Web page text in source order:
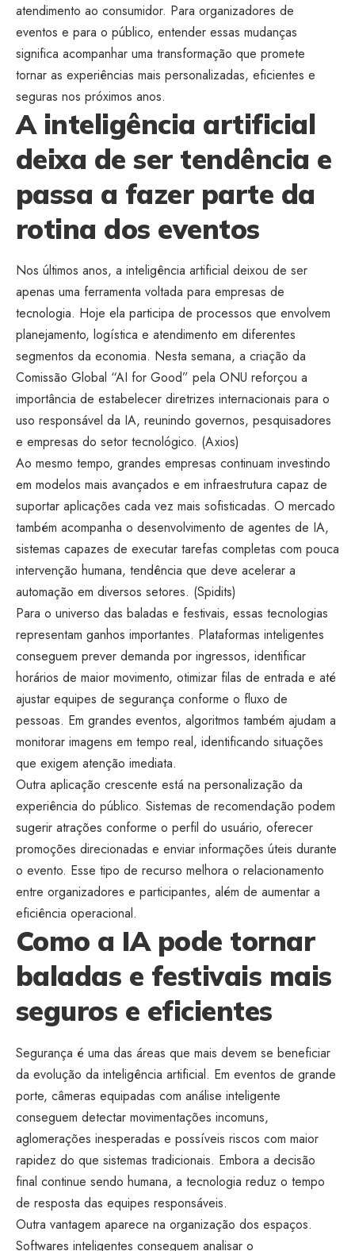
atendimento ao consumidor. Para organizadores de
eventos e para o público, entender essas mudanças
significa acompanhar uma transformação que promete
tornar as experiências mais personalizadas, eficientes e
seguras nos próximos anos.
A inteligência artificial
deixa de ser tendência e
passa a fazer parte da
rotina dos eventos
Nos últimos anos, a inteligência artificial deixou de ser
apenas uma ferramenta voltada para empresas de
tecnologia. Hoje ela participa de processos que envolvem
planejamento, logística e atendimento em diferentes
segmentos da economia. Nesta semana, a criação da
Comissão Global “AI for Good” pela ONU reforçou a
importância de estabelecer diretrizes internacionais para o
uso responsável da IA, reunindo governos, pesquisadores
e empresas do setor tecnológico. (Axios)
Ao mesmo tempo, grandes empresas continuam investindo
em modelos mais avançados e em infraestrutura capaz de
suportar aplicações cada vez mais sofisticadas. O mercado
também acompanha o desenvolvimento de agentes de IA,
sistemas capazes de executar tarefas completas com pouca
intervenção humana, tendência que deve acelerar a
automação em diversos setores. (Spidits)
Para o universo das baladas e festivais, essas tecnologias
representam ganhos importantes. Plataformas inteligentes
conseguem prever demanda por ingressos, identificar
horários de maior movimento, otimizar filas de entrada e até
ajustar equipes de segurança conforme o fluxo de
pessoas. Em grandes eventos, algoritmos também ajudam a
monitorar imagens em tempo real, identificando situações
que exigem atenção imediata.
Outra aplicação crescente está na personalização da
experiência do público. Sistemas de recomendação podem
sugerir atrações conforme o perfil do usuário, oferecer
promoções direcionadas e enviar informações úteis durante
o evento. Esse tipo de recurso melhora o relacionamento
entre organizadores e participantes, além de aumentar a
eficiência operacional.
Como a IA pode tornar
baladas e festivais mais
seguros e eficientes
Segurança é uma das áreas que mais devem se beneficiar
da evolução da inteligência artificial. Em eventos de grande
porte, câmeras equipadas com análise inteligente
conseguem detectar movimentações incomuns,
aglomerações inesperadas e possíveis riscos com maior
rapidez do que sistemas tradicionais. Embora a decisão
final continue sendo humana, a tecnologia reduz o tempo
de resposta das equipes responsáveis.
Outra vantagem aparece na organização dos espaços.
Softwares inteligentes conseguem analisar o